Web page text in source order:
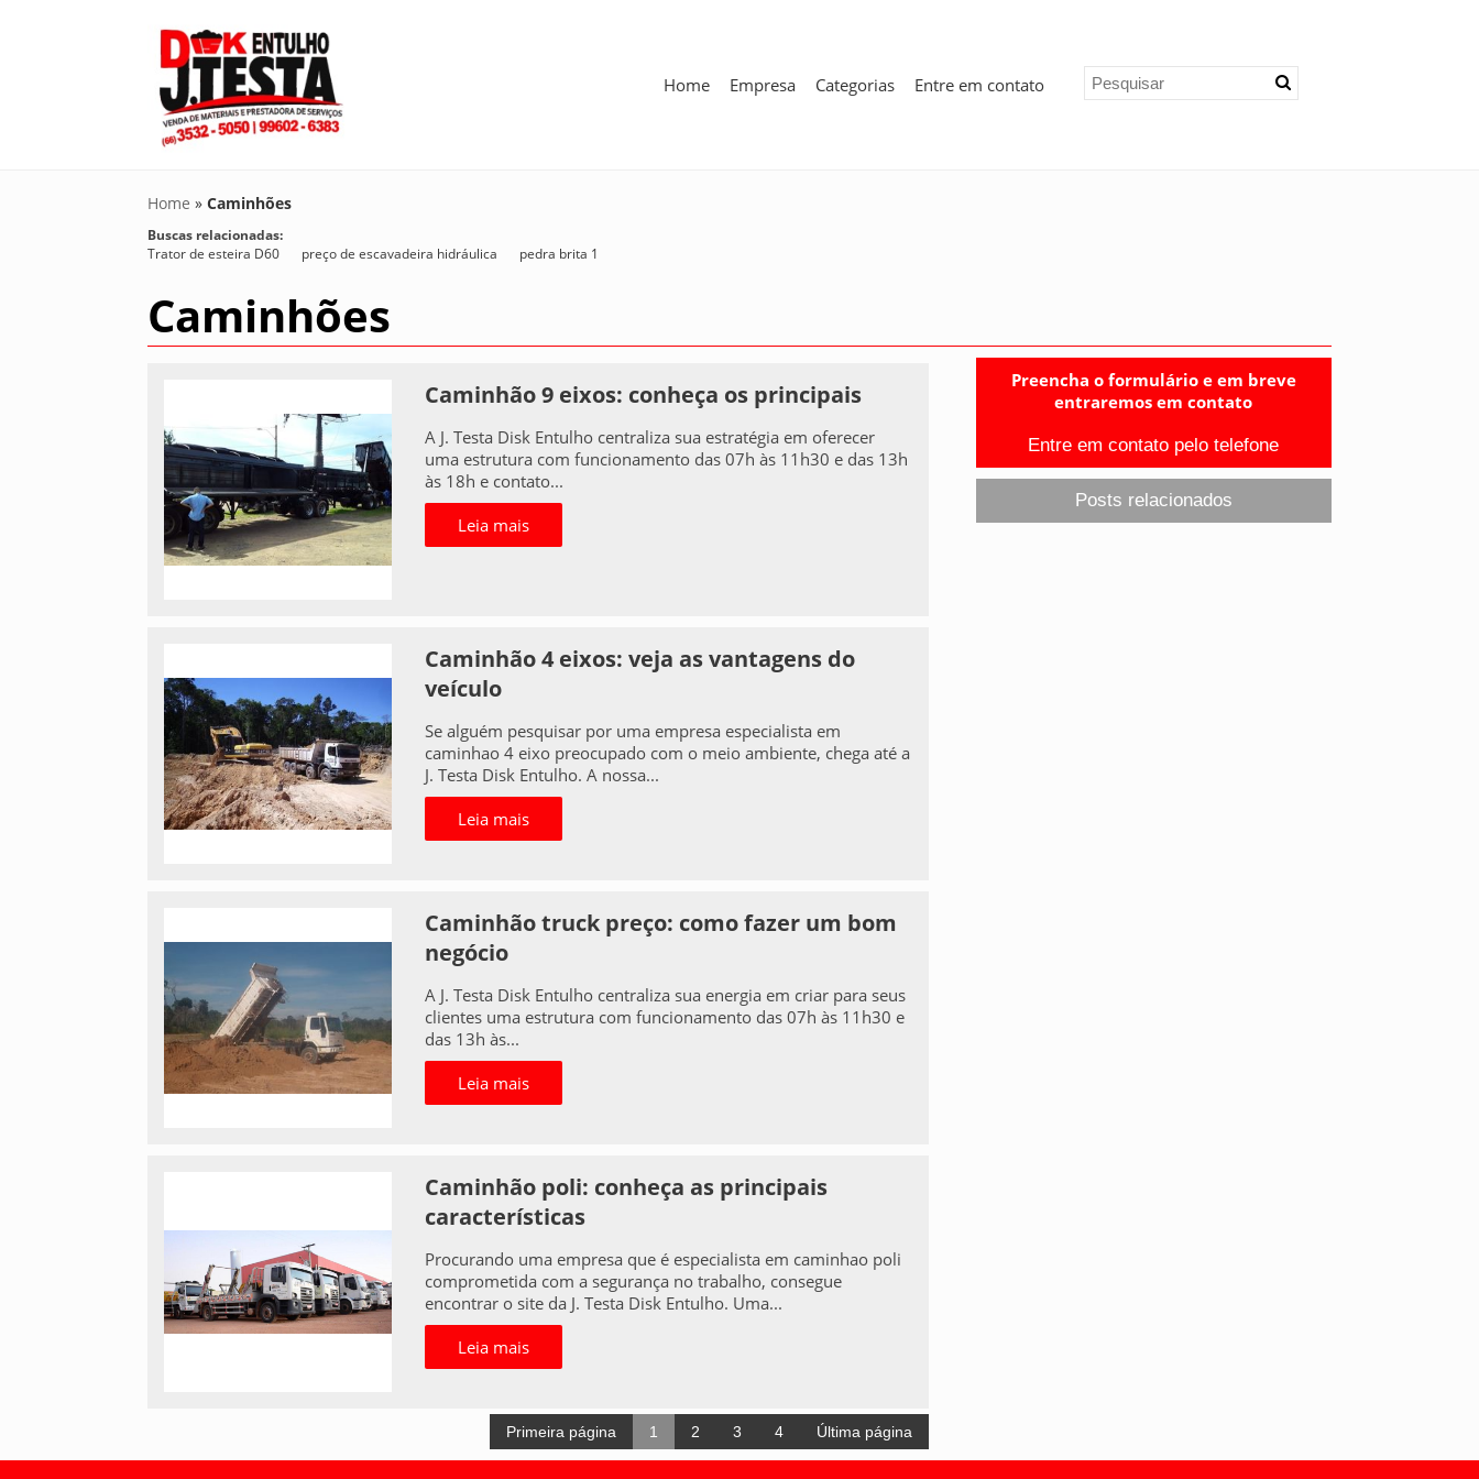
Home Empresa Categorias Entre em contato
Home »Caminhões
Buscas relacionadas:
Trator de esteira D60
preço de escavadeira hidráulica pedra brita 1
Caminhões
Caminhão 9 eixos: conheça os principais
A J. Testa Disk Entulho centraliza sua estratégia em oferecer
uma estrutura com funcionamento das 07h às 11h30 e das 13h
às 18h e contato...
Leia mais
Caminhão 4 eixos: veja as vantagens do
veículo
Se alguém pesquisar por uma empresa especialista em
caminhao 4 eixo preocupado com o meio ambiente, chega até a
J. Testa Disk Entulho. A nossa...
Leia mais
Caminhão truck preço: como fazer um bom
negócio
A J. Testa Disk Entulho centraliza sua energia em criar para seus
clientes uma estrutura com funcionamento das 07h às 11h30 e
das 13h às...
Leia mais
Caminhão poli: conheça as principais
características
Procurando uma empresa que é especialista em caminhao poli
comprometida com a segurança no trabalho, consegue
encontrar o site da J. Testa Disk Entulho. Uma...
Leia mais
Primeira página 1 2 3 4 Última página
Preencha o formulário e em breve
entraremos em contato
Entre em contato pelo telefone
Posts relacionados